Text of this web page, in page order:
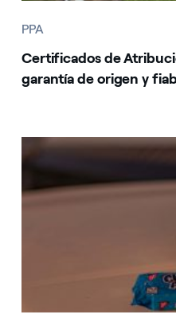
PPA
Certificados de
garantía de origen y